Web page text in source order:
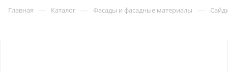
Главная — Каталог — Фасады и фасадные материалы —